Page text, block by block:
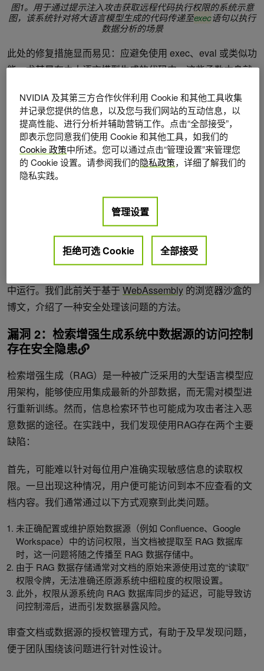
图1。用于通过提示注入攻击获取远程代码执行权限的系统示意
图，该系统针对将大语言模型生成的代码传递至exec语句以执行
数据分析的场景
此处的修复措施显而易见：应避免使用 exec、eval 或类似功
能，尤其是在由大语言模型生成的代码中。这些函数本身就
代码执行（RCE）变得轻而易举。即使 exec 或 eval 被深嵌
在库的内部，并受到某些防护机制的限制，攻击者仍可能通
过多层规避和混淆手段，将其恶意指令成功封装并执行。
在图1中，提示注入通过封装在护栏规避（绿色部分）实现
远程代码执行（RCE），并在最终载荷（粉色部分）之前，
利用对库中调用所引入的系统提示进行提示工程（蓝色与橙
色部分）来达成攻击目标。
相反，应构建应用来解析大语言模型（LLM）响应中的意图
或指令，并将其映射到一组预定义的、安全且明确允许的函
中运行。我们此前关于基于 WebAssembly 的浏览器沙盒的
博文，介绍了一种安全处理该问题的方法。
漏洞 2：检索增强生成系统中数据源的访问控制
存在安全隐患
检索增强生成（RAG）是一种被广泛采用的大型语言模型应
用架构，能够使应用集成最新的外部数据，而无需对模型进
行重新训练。然而，信息检索环节也可能成为攻击者注入恶
意数据的途径。在实践中，我们发现使用RAG存在两个主要
缺陷：
首先，可能难以针对每位用户准确实现敏感信息的读取权
限。一旦出现这种情况，用户便可能访问到本不应查看的文
档内容。我们通常通过以下方式观察到此类问题。
未正确配置或维护原始数据源（例如 Confluence、Google
Workspace）中的访问权限，当文档被提取至 RAG 数据库
时，这一问题将随之传播至 RAG 数据存储中。
由于 RAG 数据存储通常对文档的原始来源使用过宽的“读取”
权限令牌，无法准确还原源系统中细粒度的权限设置。
此外，权限从源系统向 RAG 数据库同步的延迟，可能导致访
问控制滞后，进而引发数据暴露风险。
审查文档或数据源的授权管理方式，有助于及早发现问题，
便于团队围绕该问题进行针对性设计。
NVIDIA 及其第三方合作伙伴利用 Cookie 和其他工具收集
并记录您提供的信息，以及您与我们网站的互动信息，以
提高性能、进行分析并辅助营销工作。点击“全部接受”，
即表示您同意我们使用 Cookie 和其他工具，如我们的
Cookie 政策中所述。您可以通过点击“管理设置”来管理您
的 Cookie 设置。请参阅我们的隐私政策，详细了解我们的
隐私实践。
管理设置
拒绝可选 Cookie 全部接受